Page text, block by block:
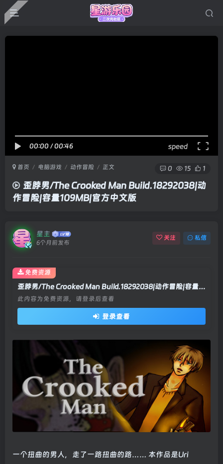
00:00 /00:46 speed
首页 电脑游戏 动作冒险 正文 0 15 1
歪脖男/The Crooked Man Build.18292038|动
作冒险|容量109MB|官方中文版
星主
6个月前发布
关注 私信
歪脖男/The Crooked Man Build.18292038|动作冒险|容量109MB|官方中文版
此内容为免费资源，请登录后查看
登录查看
免费资源
一个扭曲的男人，走了一路扭曲的路…… 本作品是Uri